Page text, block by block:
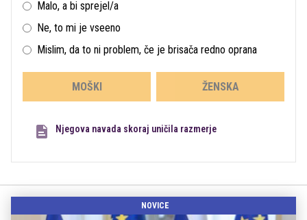
Malo, a bi sprejel/a
Ne, to mi je vseeno
Mislim, da to ni problem, če je brisača redno oprana
MOŠKI ŽENSKA
Njegova navada skoraj uničila razmerje
NOVICE